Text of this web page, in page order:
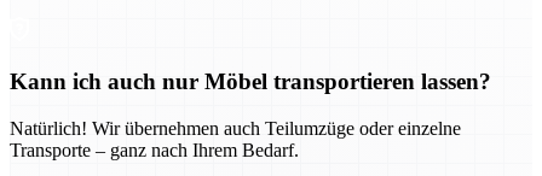
Kann ich auch nur Möbel transportieren lassen?
Natürlich! Wir übernehmen auch Teilumzüge oder einzelne
Transporte – ganz nach Ihrem Bedarf.